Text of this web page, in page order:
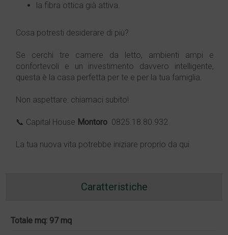
la fibra ottica già attiva.
Cosa potresti desiderare di più?
Se cerchi tre camere da letto, ambienti ampi e
confortevoli e un investimento davvero intelligente,
questa è la casa perfetta per te e per la tua famiglia.
Non aspettare: chiamaci subito!
📞 Capital House Montoro  0825.18.80.932
La tua nuova vita potrebbe iniziare proprio da qui.
Caratteristiche
Totale mq: 97 mq